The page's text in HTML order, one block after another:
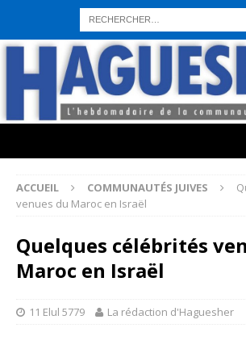
sohbet hattı numarası seks hattı numara
sohbet hattı numaralar seks hattı numaralar"
numaraları sohbet hattı sex hattı telefonda
sohbet hattı canlı sohbet hatları
sex sohbet hattı numaraları
yeni casino siteleri
ACCUEIL COMMUNAUTÉS JUIVES
venues du Maroc en Israël
Quelques célébrités
Maroc en Israël
11 Elul 5779 La rédaction d'Haguesher